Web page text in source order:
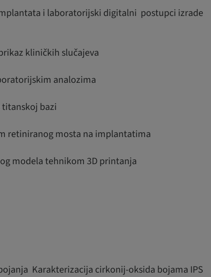
i laboratorijski digitalni postupci izrade
kliničkih slučajeva
analozima
titanskoj bazi
retiniranog mosta na implantatima
modela tehnikom 3D printanja
Karakterizacija cirkonij-oksida bojama IPS